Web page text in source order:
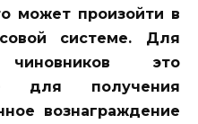
может произойти в
системе. Для
чиновников это
для получения
вознаграждение